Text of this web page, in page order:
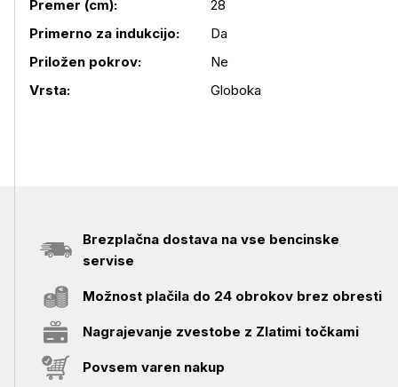
Premer (cm):
28
Primerno za indukcijo:
Da
Priložen pokrov:
Ne
Vrsta:
Globoka
Brezplačna dostava na vse bencinske
servise
Možnost plačila do 24 obrokov brez obresti
Nagrajevanje zvestobe z Zlatimi točkami
Povsem varen nakup